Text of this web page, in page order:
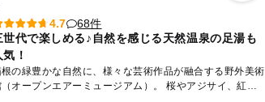
4.7
68件
世代で楽しめる♪自然を感じる天然温泉の足湯も
気！
根の緑豊かな自然に、様々な芸術作品が融合する野外美術
オープンエアーミュージアム）。 桜やアジサイ、紅葉